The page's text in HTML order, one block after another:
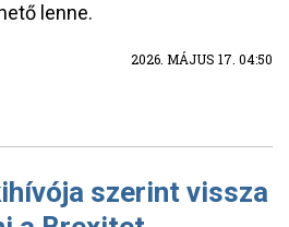
lenne.
2026. MÁJUS 17. 04:50
szerint vissza